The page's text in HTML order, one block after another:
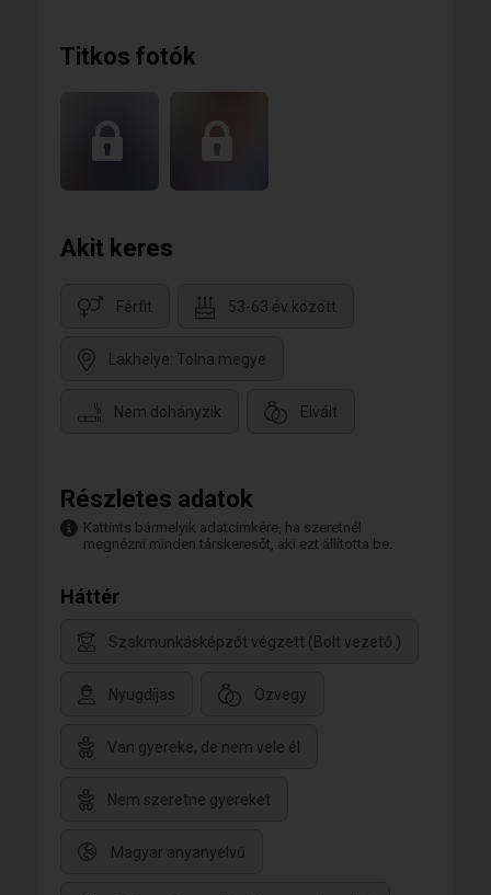
Titkos fotók
Akit keres
Férfit 53-63 év között
Lakhelye: Tolna megye
Nem dohányzik Elvált
Részletes adatok
Kattints bármelyik adatcímkére, ha szeretnél
megnézni minden társkeresőt, aki ezt állította be.
Háttér
Szakmunkásképzőt végzett (Bolt vezető.)
Nyugdíjas Özvegy
Van gyereke, de nem vele él
Nem szeretne gyereket
Magyar anyanyelvű